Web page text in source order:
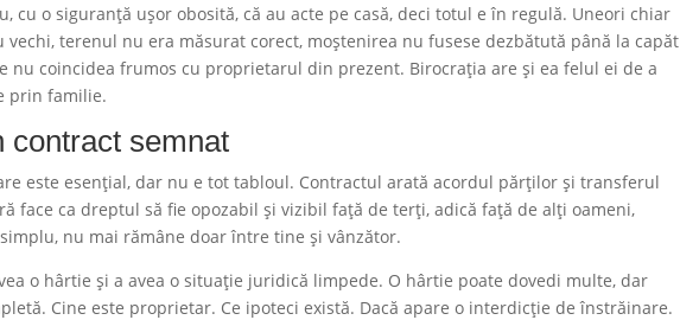
cu o siguranță ușor obosită, că au acte pe casă, deci totul e în regulă. Uneori chiar
vechi, terenul nu era măsurat corect, moștenirea nu fusese dezbătută până la capăt
nu coincidea frumos cu proprietarul din prezent. Birocrația are și ea felul ei de a
prin familie.
contract semnat
este esențial, dar nu e tot tabloul. Contractul arată acordul părților și transferul
face ca dreptul să fie opozabil și vizibil față de terți, adică față de alți oameni,
nu mai rămâne doar între tine și vânzător.
o hârtie și a avea o situație juridică limpede. O hârtie poate dovedi multe, dar
Cine este proprietar. Ce ipoteci există. Dacă apare o interdicție de înstrăinare.